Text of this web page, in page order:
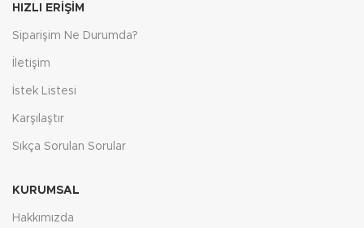
HIZLI ERIŞIM
Siparişim Ne Durumda?
İletişim
İstek Listesi
Karşılaştır
Sıkça Sorulan Sorular
KURUMSAL
Hakkımızda